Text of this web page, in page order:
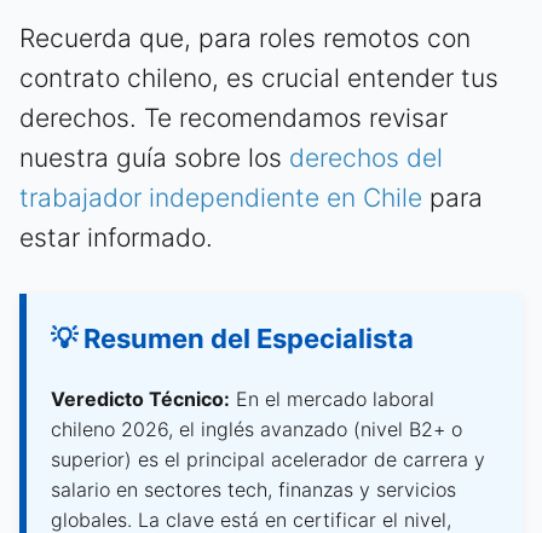
Recuerda que, para roles remotos con
contrato chileno, es crucial entender tus
derechos. Te recomendamos revisar
nuestra guía sobre los derechos del
trabajador independiente en Chile para
estar informado.
💡 Resumen del Especialista
Veredicto Técnico: En el mercado laboral
chileno 2026, el inglés avanzado (nivel B2+ o
superior) es el principal acelerador de carrera y
salario en sectores tech, finanzas y servicios
globales. La clave está en certificar el nivel,